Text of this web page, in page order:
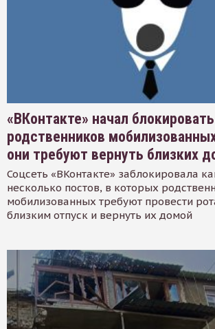
«ВКонтакте» начал
родственников
они требуют вернуть близких
Соцсеть «ВКонтакте» заблокировала
несколько постов, в которых
мобилизованных требуют провести
близким отпуск и вернуть их домой